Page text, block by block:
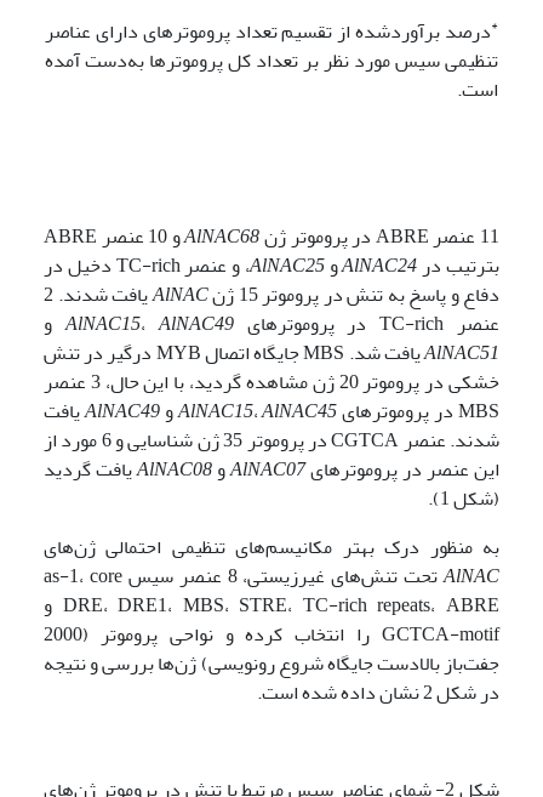
*درصد برآوردشده از تقسیم تعداد پروموترهای دارای عناصر
تنظیمی سیس مورد نظر بر تعداد کل پروموترها به‌دست آمده
است.
11 عنصر ABRE در پروموتر ژن AlNAC68
و 10 عنصر ABRE
بترتیب در AlNAC24وAlNAC25
، و عنصر TC-rich دخیل در
دفاع و پاسخ به تنش در پروموتر 15 ژن
AlNAC
یافت شدند. 2
عنصر TC-rich در پروموترهای
AlNAC15،AlNAC49
و
AlNAC51
یافت شد. MBS جایگاه اتصال MYB درگیر در تنش
خشکی در پروموتر 20 ژن مشاهده گردید، با این حال، 3 عنصر
MBS در پروموترهای
AlNAC15،AlNAC45 وAlNAC49یافت
شدند. عنصر CGTCA در پروموتر 35 ژن‌ شناسایی و 6 مورد از
این عنصر در پروموترهایAlNAC07وAlNAC08یافت گردید
(شکل 1).
به ‌منظور درک بهتر مکانیسم‌های تنظیمی احتمالی ژن‌های
AlNAC
تحت تنش‌های غیرزیستی، 8 عنصر سیس as-1، core
DRE، DRE1، MBS، STRE، TC-rich repeats، ABRE و
GCTCA-motif را انتخاب کرده و نواحی پروموتر (2000
جفت‌باز بالادست جایگاه شروع رونویسی) ژن‌ها بررسی و نتیجه
در شکل 2 نشان داده شده است.
شکل 2- شمای عناصر سیس مرتبط با تنش در پروموتر ژن‌های